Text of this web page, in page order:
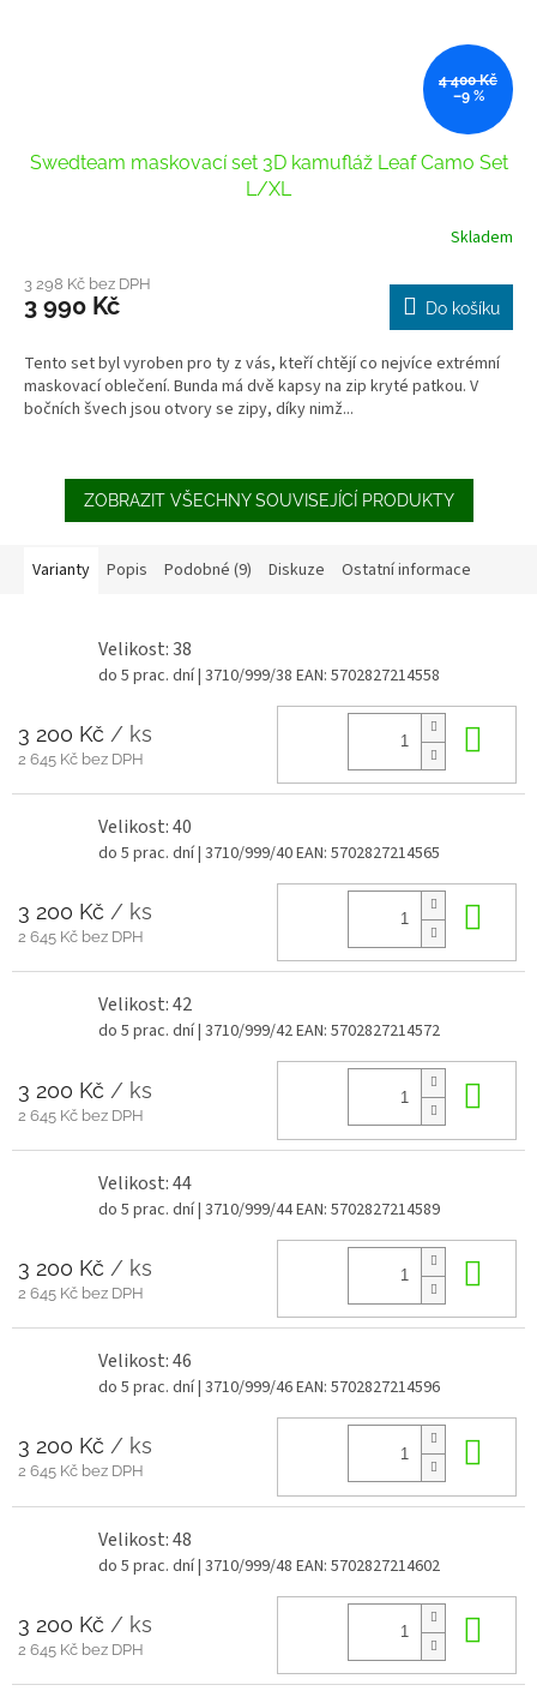
4 400 Kč
–9 %
Swedteam maskovací set 3D kamufláž Leaf Camo Set
L/XL
Skladem
3 298 Kč bez DPH
3 990 Kč Do košíku
Tento set byl vyroben pro ty z vás, kteří chtějí co nejvíce extrémní
maskovací oblečení. Bunda má dvě kapsy na zip kryté patkou. V
bočních švech jsou otvory se zipy, díky nimž...
ZOBRAZIT VŠECHNY SOUVISEJÍCÍ PRODUKTY
Varianty Popis Podobné (9) Diskuze Ostatní informace
Velikost: 38
do 5 prac. dní| 3710/999/38 EAN: 5702827214558
3 200 Kč / ks
2 645 Kč bez DPH
Velikost: 40
do 5 prac. dní| 3710/999/40EAN: 5702827214565
3 200 Kč / ks
2 645 Kč bez DPH
Velikost: 42
do 5 prac. dní| 3710/999/42EAN: 5702827214572
3 200 Kč / ks
2 645 Kč bez DPH
Velikost: 44
do 5 prac. dní| 3710/999/44EAN: 5702827214589
3 200 Kč / ks
2 645 Kč bez DPH
Velikost: 46
do 5 prac. dní| 3710/999/46EAN: 5702827214596
3 200 Kč / ks
2 645 Kč bez DPH
Velikost: 48
do 5 prac. dní| 3710/999/48 EAN: 5702827214602
3 200 Kč / ks
2 645 Kč bez DPH